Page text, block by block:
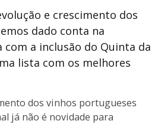
e crescimento dos
dado conta na
com a inclusão do Quinta da
lista com os melhores
dos vinhos portugueses
já não é novidade para